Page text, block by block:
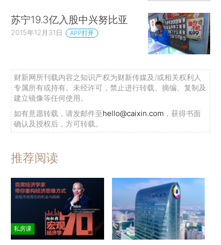
苏宁19.3亿入股中兴努比亚
2015年12月31日 APP打开
财新网所刊载内容之知识产权为财新传媒及/或相关权利人
专属所有或持有。未经许可，禁止进行转载、摘编、复制及
建立镜像等任何使用。
如有意愿转载，请发邮件至hello@caixin.com ，获得书面
确认及授权后，方可转载。
推荐阅读
私房课